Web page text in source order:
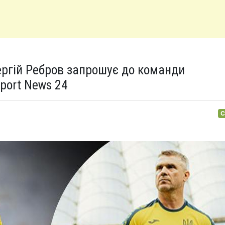
Ребров запрошує до команди
News 24